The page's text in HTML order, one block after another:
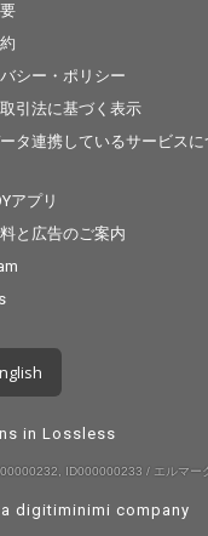
シー・ポリシー
引法に基づく表示
タ連携しているサービスに
アプリ
と広告のご案内
in Lossless
ID000000233 / エルマー
digitiminimi company